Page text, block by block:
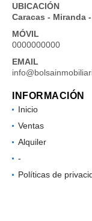
UBICACIÓN
Caracas - Miranda
MÓVIL
0000000000
EMAIL
INFORMACIÓN
Inicio
Ventas
Alquiler
-
Políticas de